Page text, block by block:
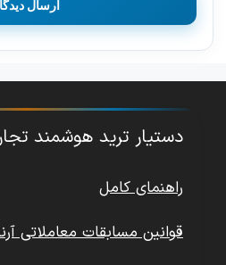
دستیار ترید هوشمند
راهنمای کامل
قوانین مسابقات معاملاتی